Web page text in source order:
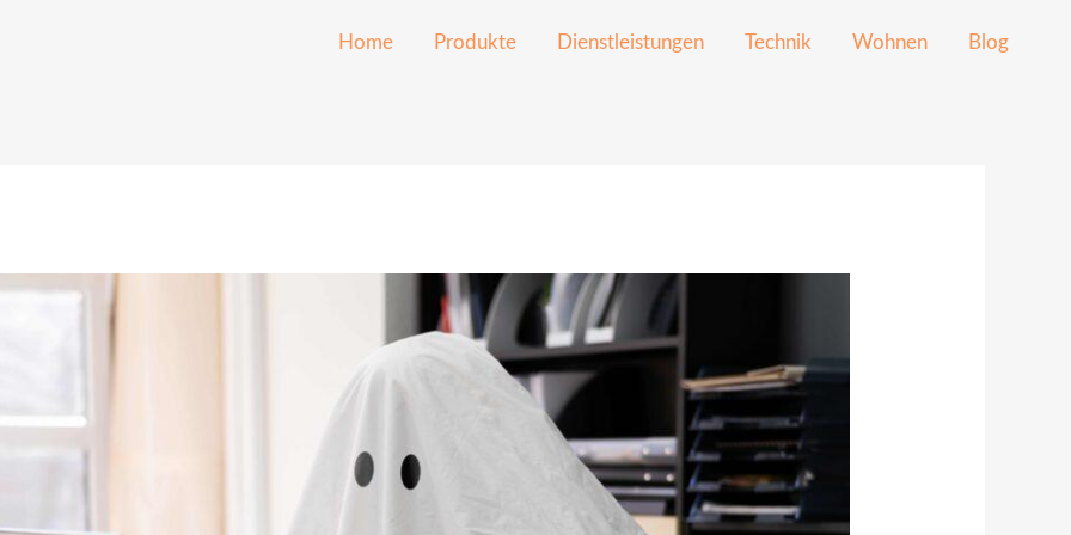
Home Produkte Dienstleistungen Technik Wohnen Blog